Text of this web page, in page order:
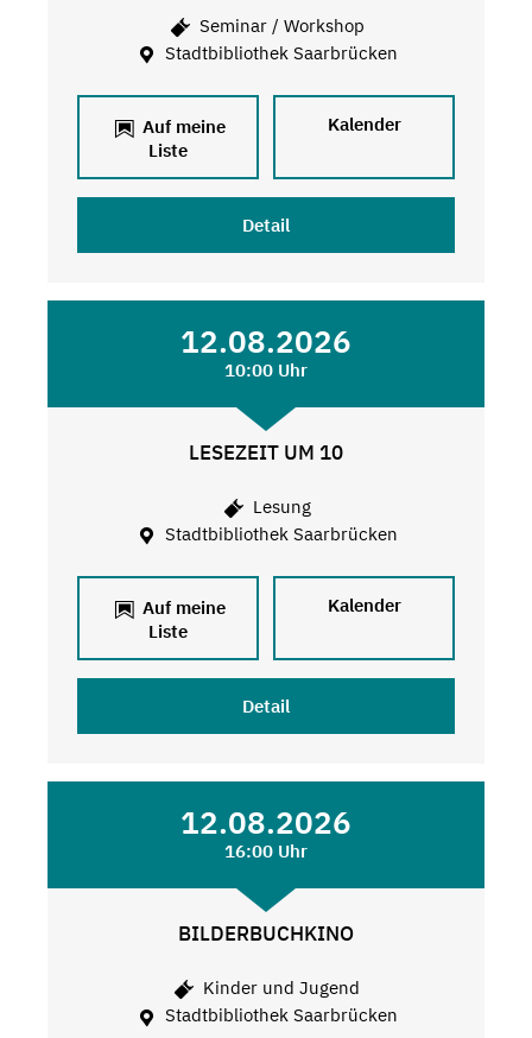
Seminar / Workshop
Stadtbibliothek Saarbrücken
Auf meine
Liste
Kalender
Detail
12.08.2026
10:00 Uhr
LESEZEIT UM 10
Lesung
Stadtbibliothek Saarbrücken
Auf meine
Liste
Kalender
Detail
12.08.2026
16:00 Uhr
BILDERBUCHKINO
Kinder und Jugend
Stadtbibliothek Saarbrücken